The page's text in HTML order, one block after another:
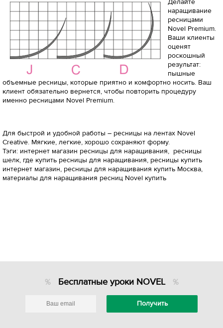
Делайте
наращивание
ресницами
Novel Premium.
Ваши клиенты
оценят
роскошный
результат:
пышные
объемные ресницы, которые приятно и комфортно носить. Ваш
клиент обязательно вернется, чтобы повторить процедуру
именно ресницами Novel Premium.
Для быстрой и удобной работы – ресницы на лентах Novel
Creative. Мягкие, легкие, хорошо сохраняют форму.
Тэги: интернет магазин ресницы для наращивания, ресницы
шелк, где купить ресницы для наращивания, ресницы купить
интернет магазин, ресницы для наращивания купить Москва,
материалы для наращивания ресниц Novel купить
Бесплатные уроки NOVEL